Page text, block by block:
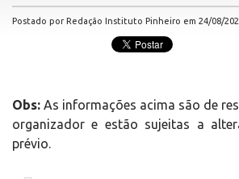
Postado por Redação Instituto Pinheiro em 24/08/
Obs: As informações acima são de
organizador e estão sujeitas a
prévio.